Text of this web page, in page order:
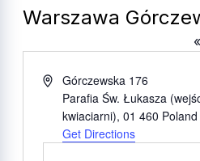
Warszawa
AdresGórczewska 176
Parafia Św. Łukasza
kwiaciarni), 01 460 Poland
Get Directions